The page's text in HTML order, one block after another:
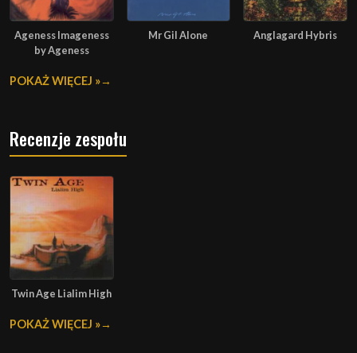
Ageness Imageness
by Ageness
Mr Gil Alone Anglagard Hybris
POKAŻ WIĘCEJ »
Recenzje zespołu
Twin Age Lialim High
POKAŻ WIĘCEJ »